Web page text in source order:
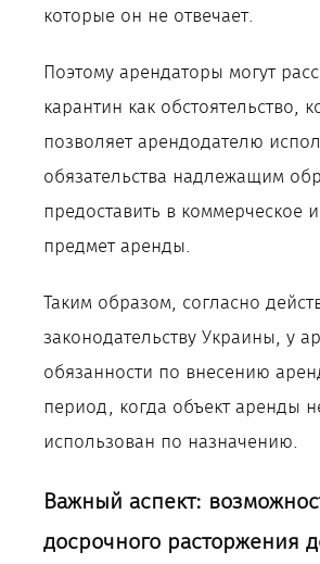
которые он не отвечает.
Поэтому арендаторы могут
карантин как обстоятельство,
позволяет арендодателю
обязательства надлежащим
предоставить в коммерческое
предмет аренды.
Таким образом, согласно
законодательству Украины, у
обязанности по внесению
период, когда объект аренды
использован по назначению.
Важный аспект:
досрочного расторжения